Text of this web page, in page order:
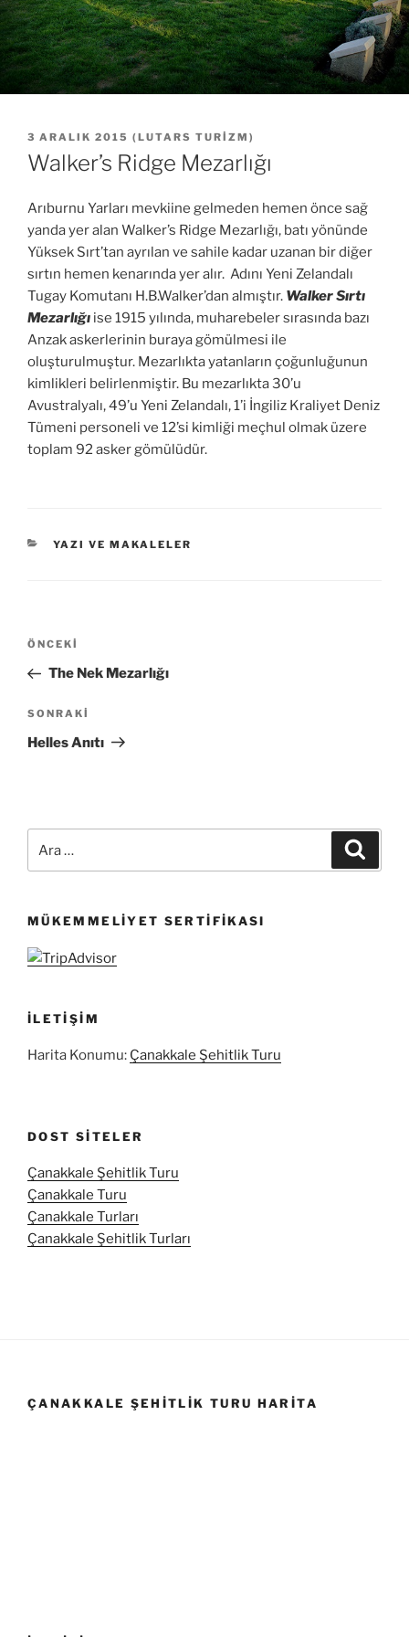
YAYIM
TARIHI
3 ARALIK 2015 ( LUTARS TURIZM )
Walker’s Ridge Mezarlığı
Arıburnu Yarları mevkiine gelmeden hemen önce sağ
yanda yer alan Walker’s Ridge Mezarlığı, batı yönünde
Yüksek Sırt’tan ayrılan ve sahile kadar uzanan bir diğer
sırtın hemen kenarında yer alır. Adını Yeni Zelandalı
Tugay Komutanı H.B.Walker’dan almıştır. Walker Sırtı
Mezarlığı ise 1915 yılında, muharebeler sırasında bazı
Anzak askerlerinin buraya gömülmesi ile
oluşturulmuştur. Mezarlıkta yatanların çoğunluğunun
kimlikleri belirlenmiştir. Bu mezarlıkta 30’u
Avustralyalı, 49’u Yeni Zelandalı, 1’i İngiliz Kraliyet Deniz
Tümeni personeli ve 12’si kimliği meçhul olmak üzere
toplam 92 asker gömülüdür.
KATEGORILER
YAZI VE MAKALELER
Yazı
Önceki
Yazı
ÖNCEKI
The Nek Mezarlığı
Sonraki
Yazı
SONRAKI
Helles Anıtı
MÜKEMMELIYET SERTIFIKASI
İLETIŞIM
Harita Konumu: Çanakkale Şehitlik Turu
DOST SITELER
Çanakkale Şehitlik Turu
Çanakkale Turu
Çanakkale Turları
Çanakkale Şehitlik Turları
ÇANAKKALE ŞEHITLIK TURU HARITA